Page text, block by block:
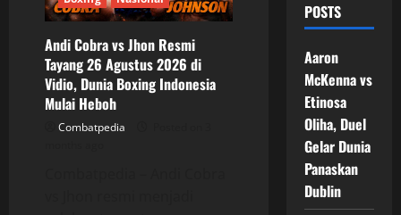
Andi Cobra vs Jhon Resmi
Tayang 26 Agustus 2026 di
Vidio, Dunia Boxing Indonesia
Mulai Heboh
Combatpedia
POSTS
Aaron
McKenna vs
Etinosa
Oliha, Duel
Gelar Dunia
Panaskan
Dublin